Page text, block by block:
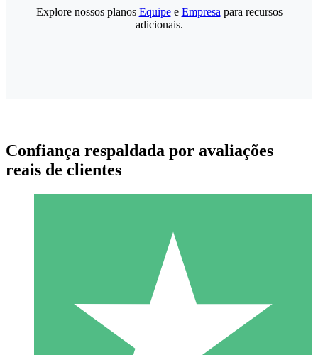
Pacotes de Créditos Individuais
Pague conforme o uso com créditos de download. Sem
Explore nossos planos Equipee Empresa para recursos
adicionais.
Confiança respaldada por avaliações
reais de clientes